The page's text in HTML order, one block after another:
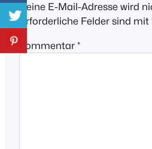
Deine E-Mail-Adresse wird
Erforderliche Felder sind mit
Kommentar *